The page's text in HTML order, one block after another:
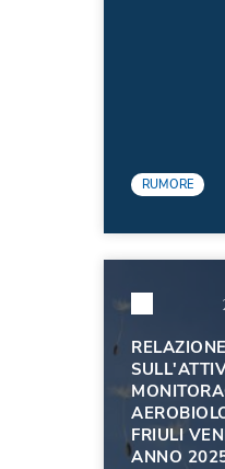
RUMORE
RELAZIONE
FRIULI
ANNO